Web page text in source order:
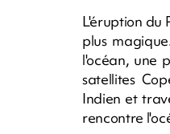
L'éruption du
plus
l'océan, une
satellites
Indien et
rencontre